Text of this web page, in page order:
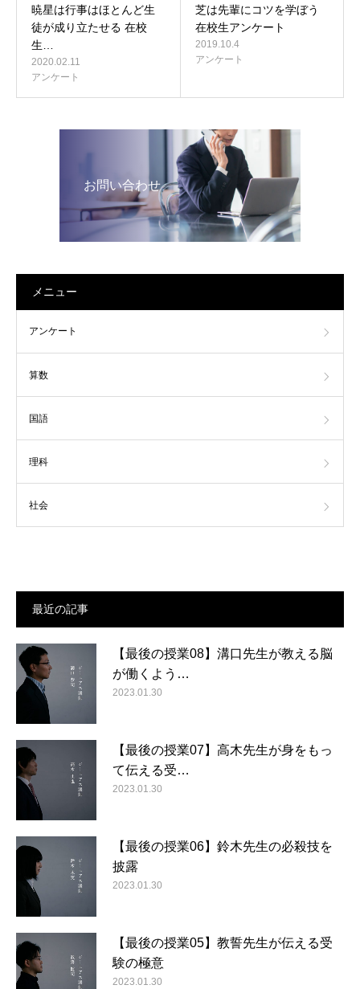
暁星は行事はほとんど生
徒が成り立たせる 在校
生…
2020.02.11
アンケート
芝は先輩にコツを学ぼう
在校生アンケート
2019.10.4
アンケート
お問い合わせ
メニュー
アンケート
算数
国語
理科
社会
最近の記事
【最後の授業08】溝口先生が教える脳
が働くよう…
2023.01.30
【最後の授業07】高木先生が身をもっ
て伝える受…
2023.01.30
【最後の授業06】鈴木先生の必殺技を
披露
2023.01.30
【最後の授業05】教誓先生が伝える受
験の極意
2023.01.30